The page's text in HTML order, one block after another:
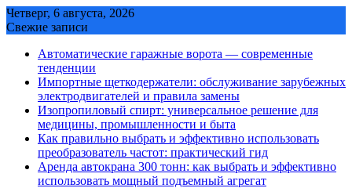
Skip
to
Четверг, 6 августа, 2026
Свежие записи
Автоматические гаражные ворота — современные
тенденции
Импортные щеткодержатели: обслуживание зарубежных
электродвигателей и правила замены
Изопропиловый спирт: универсальное решение для
медицины, промышленности и быта
Как правильно выбрать и эффективно использовать
преобразователь частот: практический гид
Аренда автокрана 300 тонн: как выбрать и эффективно
использовать мощный подъемный агрегат